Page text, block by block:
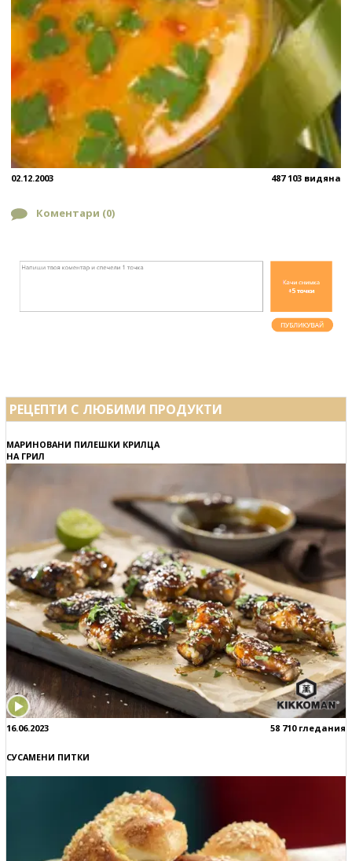
02.12.2003 487 103 видяна
Коментари (0)
РЕЦЕПТИ С ЛЮБИМИ ПРОДУКТИ
МАРИНОВАНИ ПИЛЕШКИ КРИЛЦА
НА ГРИЛ
16.06.2023 58 710 гледания
СУСАМЕНИ ПИТКИ